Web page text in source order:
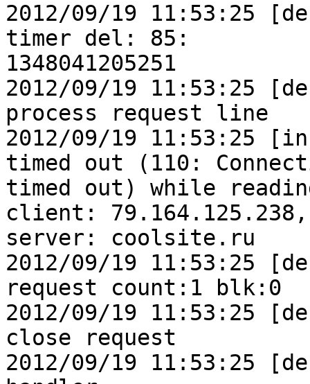
2012/09/19 11:53:25
timer del: 85:
1348041205251
2012/09/19 11:53:25
process request line
2012/09/19 11:53:25
timed out (110:
timed out) while
client: 79.164.125.238,
server: coolsite.ru
2012/09/19 11:53:25
request count:1 blk:0
2012/09/19 11:53:25
close request
2012/09/19 11:53:25